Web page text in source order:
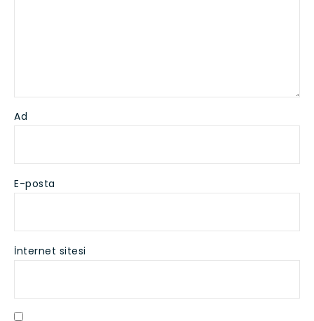
Ad
E-posta
İnternet sitesi